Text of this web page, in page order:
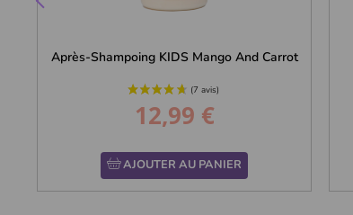
Après-Shampoing KIDS Mango And Carrot
Prix
12,99 €
AJOUTER AU PANIER